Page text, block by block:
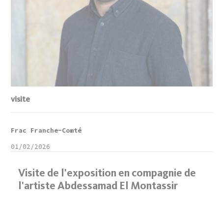
visite
Visite de l'exposition en compagnie de
l'artiste Abdessamad El Montassir
Frac Franche-Comté
01/02/2026